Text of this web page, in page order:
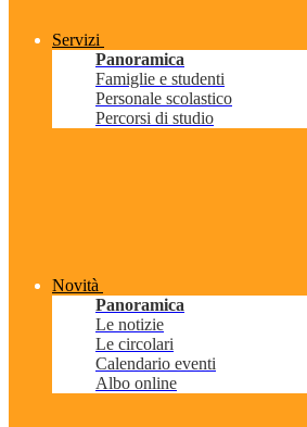
Servizi
Panoramica
Famiglie e studenti
Personale scolastico
Percorsi di studio
Novità
Panoramica
Le notizie
Le circolari
Calendario eventi
Albo online